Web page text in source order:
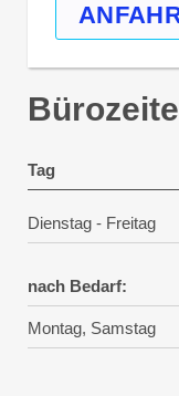
Tag
Dienstag - Freitag
nach Bedarf:
Montag, Samstag